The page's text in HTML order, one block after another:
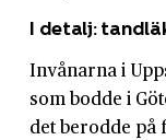
I detalj:
Invånarna i
som bodde i
det berodde på